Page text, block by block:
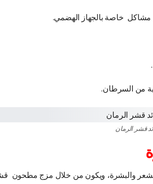
قشر الرمان
والبشرة، ويكون من خلال مزج مطحون